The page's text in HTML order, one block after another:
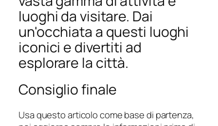
luoghi da visitare. Dai
un'occhiata a questi luoghi
iconici e divertiti ad
esplorare la città.
Consiglio finale
Usa questo articolo come base di partenza,